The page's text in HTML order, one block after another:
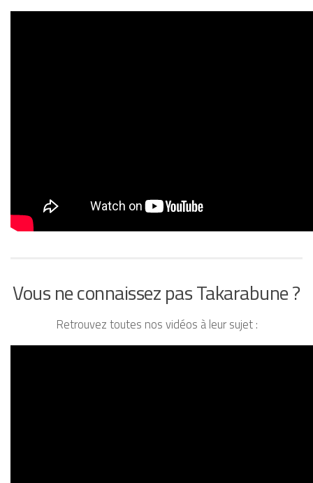
Vous ne connaissez pas Takarabune ?
Retrouvez toutes nos vidéos à leur sujet :